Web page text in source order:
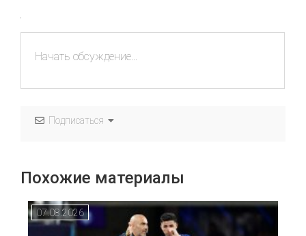
Подписаться
Похожие материалы
07.08.2026